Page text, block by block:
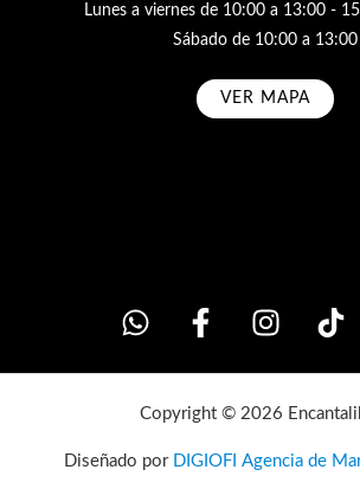
Lunes a viernes de 10:00 a 13:00 -
Sábado de 10:00 a 13:00
VER MAPA
Copyright © 2026
Diseñado por DIGIOFI Agencia de